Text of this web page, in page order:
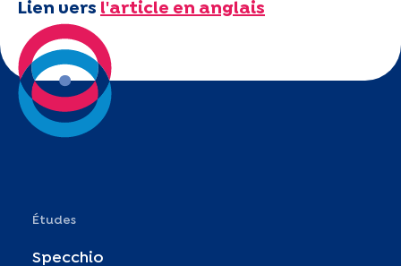
Lien vers l'article en anglais
Études
Specchio